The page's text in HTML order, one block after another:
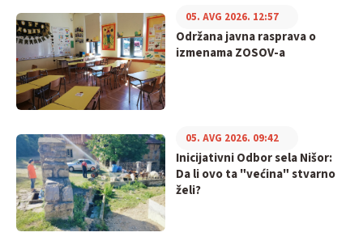
Održana javna rasprava o
izmenama ZOSOV-a
05. AVG 2026. 12:57
Inicijativni Odbor sela Nišor:
Da li ovo ta "većina" stvarno
želi?
05. AVG 2026. 09:42